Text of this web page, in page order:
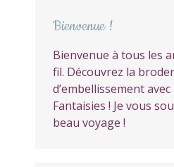
Bienvenue !
Bienvenue à tous les
fil. Découvrez la
d’embellissement avec
Fantaisies ! Je vous
beau voyage !